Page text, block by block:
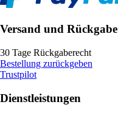
Versand und Rückgabe
30 Tage Rückgaberecht
Bestellung zurückgeben
Trustpilot
Dienstleistungen